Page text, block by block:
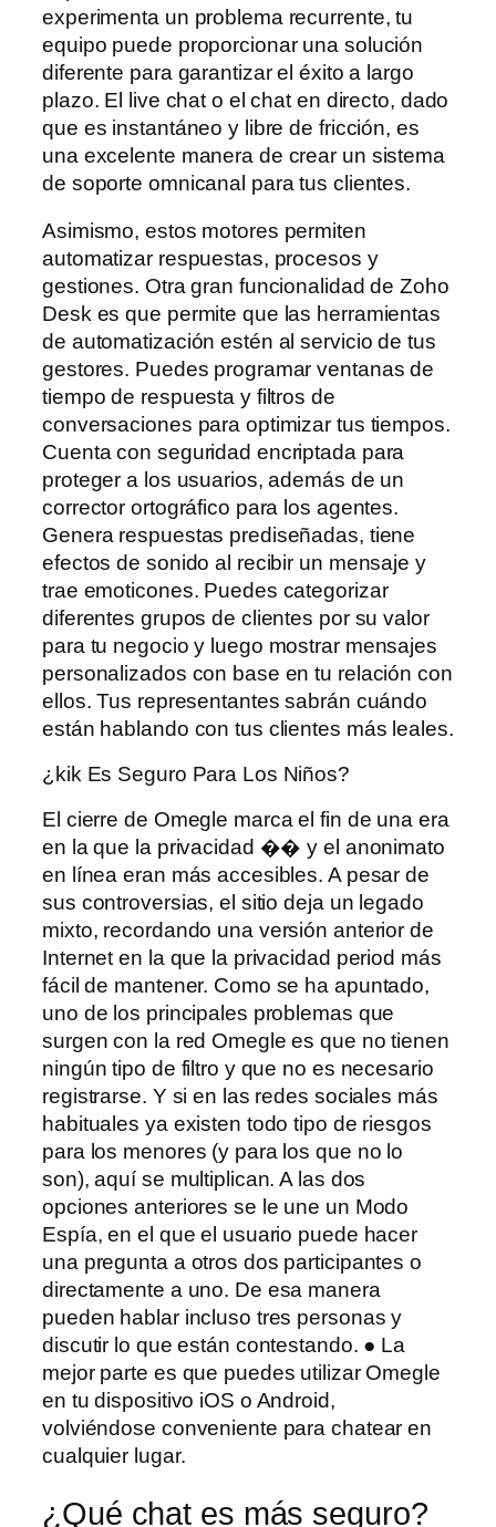
experimenta un problema recurrente, tu
equipo puede proporcionar una solución
diferente para garantizar el éxito a largo
plazo. El live chat o el chat en directo, dado
que es instantáneo y libre de fricción, es
una excelente manera de crear un sistema
de soporte omnicanal para tus clientes.
Asimismo, estos motores permiten
automatizar respuestas, procesos y
gestiones. Otra gran funcionalidad de Zoho
Desk es que permite que las herramientas
de automatización estén al servicio de tus
gestores. Puedes programar ventanas de
tiempo de respuesta y filtros de
conversaciones para optimizar tus tiempos.
Cuenta con seguridad encriptada para
proteger a los usuarios, además de un
corrector ortográfico para los agentes.
Genera respuestas prediseñadas, tiene
efectos de sonido al recibir un mensaje y
trae emoticones. Puedes categorizar
diferentes grupos de clientes por su valor
para tu negocio y luego mostrar mensajes
personalizados con base ​​en tu relación con
ellos. Tus representantes sabrán cuándo
están hablando con tus clientes más leales.
¿kik Es Seguro Para Los Niños?
El cierre de Omegle marca el fin de una era
en la que la privacidad �� y el anonimato
en línea eran más accesibles. A pesar de
sus controversias, el sitio deja un legado
mixto, recordando una versión anterior de
Internet en la que la privacidad period más
fácil de mantener. Como se ha apuntado,
uno de los principales problemas que
surgen con la red Omegle es que no tienen
ningún tipo de filtro y que no es necesario
registrarse. Y si en las redes sociales más
habituales ya existen todo tipo de riesgos
para los menores (y para los que no lo
son), aquí se multiplican. A las dos
opciones anteriores se le une un Modo
Espía, en el que el usuario puede hacer
una pregunta a otros dos participantes o
directamente a uno. De esa manera
pueden hablar incluso tres personas y
discutir lo que están contestando. ● La
mejor parte es que puedes utilizar Omegle
en tu dispositivo iOS o Android,
volviéndose conveniente para chatear en
cualquier lugar.
¿Qué chat es más seguro?